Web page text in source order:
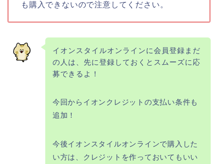
も購入できないので注意してください。
イオンスタイルオンラインに会員登録まだ
の人は、先に登録しておくとスムーズに応
募できるよ！
今回からイオンクレジットの支払い条件も
追加！
今後イオンスタイルオンラインで購入した
い方は、クレジットを作っておいてもいい